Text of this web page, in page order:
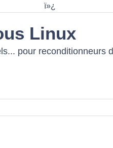
ï»¿
Linux
pour